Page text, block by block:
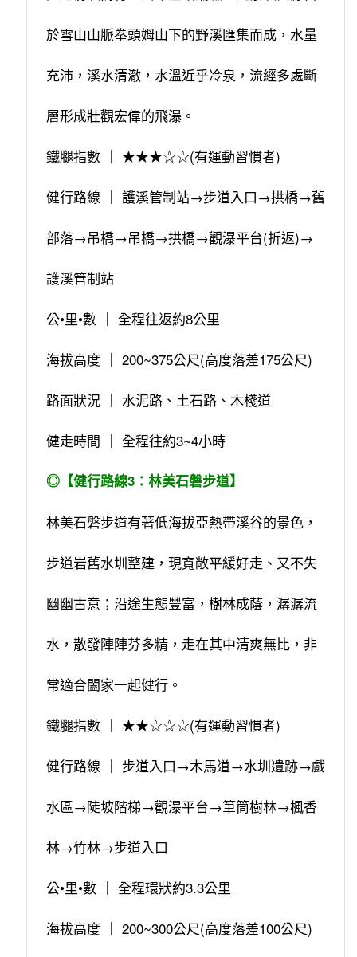
於雪山山脈拳頭姆山下的野溪匯集而成，水量
充沛，溪水清澈，水溫近乎冷泉，流經多處斷
層形成壯觀宏偉的飛瀑。
鐵腿指數 ｜ ★★★☆☆(有運動習慣者)
健行路線 ｜ 護溪管制站→步道入口→拱橋→舊
部落→吊橋→吊橋→拱橋→觀瀑平台(折返)→
護溪管制站
公•里•數 ｜ 全程往返約8公里
海拔高度 ｜ 200~375公尺(高度落差175公尺)
路面狀況 ｜ 水泥路、土石路、木棧道
健走時間 ｜ 全程往約3~4小時
◎【健行路線3：林美石磐步道】
林美石磐步道有著低海拔亞熱帶溪谷的景色，
步道岩舊水圳整建，現寬敞平緩好走、又不失
幽幽古意；沿途生態豐富，樹林成蔭，潺潺流
水，散發陣陣芬多精，走在其中清爽無比，非
常適合闔家一起健行。
鐵腿指數 ｜ ★★☆☆☆(有運動習慣者)
健行路線 ｜ 步道入口→木馬道→水圳遺跡→戲
水區→陡坡階梯→觀瀑平台→筆筒樹林→楓香
林→竹林→步道入口
公•里•數 ｜ 全程環狀約3.3公里
海拔高度 ｜ 200~300公尺(高度落差100公尺)